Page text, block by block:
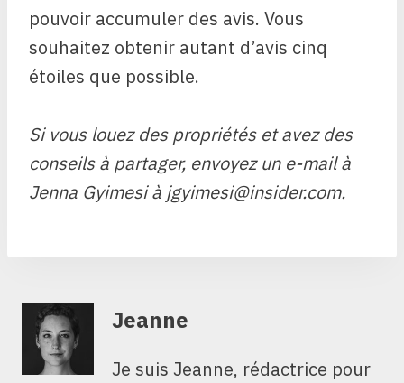
pouvoir accumuler des avis. Vous
souhaitez obtenir autant d’avis cinq
étoiles que possible.
Si vous louez des propriétés et avez des
conseils à partager, envoyez un e-mail à
Jenna Gyimesi à jgyimesi@insider.com.
Jeanne
Je suis Jeanne, rédactrice pour